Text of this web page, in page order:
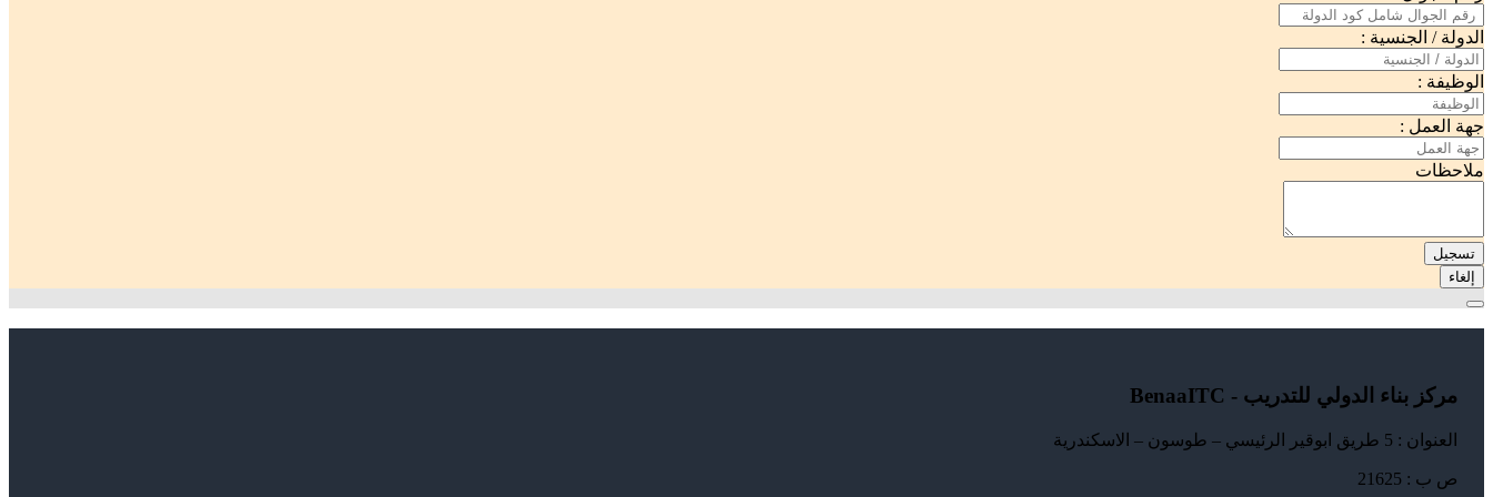
الدولة / الجنسية :
الوظيفة :
جهة العمل :
ملاحظات
تسجيل
إلغاء
مركز بناء الدولي للتدريب - BenaaITC
العنوان : 5 طريق ابوقير الرئيسي – طوسون – الاسكندرية
ص ب : 21625